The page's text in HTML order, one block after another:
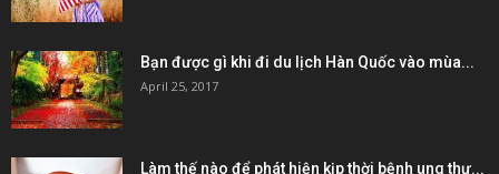
Bạn được gì khi đi du lịch Hàn Quốc vào mùa...
April 25, 2017
Làm thế nào để phát hiện kịp thời bệnh ung thư...